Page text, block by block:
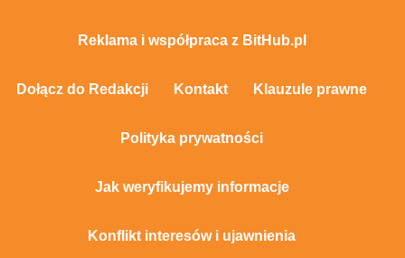
Reklama i współpraca z BitHub.pl
Dołącz do Redakcji Kontakt Klauzule prawne
Polityka prywatności
Jak weryfikujemy informacje
Konflikt interesów i ujawnienia